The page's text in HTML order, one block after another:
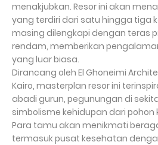
menakjubkan. Resor ini akan
yang terdiri dari satu hingga tiga
masing dilengkapi dengan teras
rendam, memberikan
yang luar biasa.
Dirancang oleh El Ghoneimi
Kairo, masterplan resor ini
abadi gurun, pegunungan di
simbolisme kehidupan dari pohon
Para tamu akan menikmati
termasuk pusat kesehatan